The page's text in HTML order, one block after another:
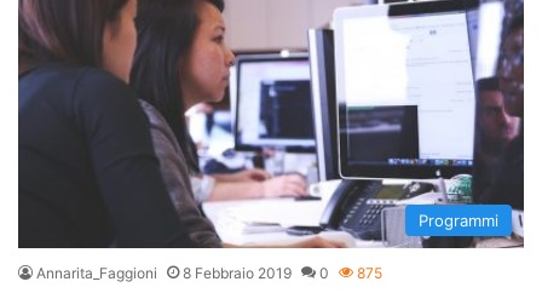
Programmi
Annarita_Faggioni 8 Febbraio 2019 0 875